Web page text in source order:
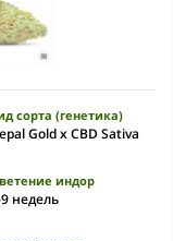
сорта (генетика)
Gold x CBD Sativa
индор
недель